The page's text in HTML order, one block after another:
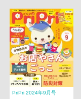
PriPri 2024年9月号